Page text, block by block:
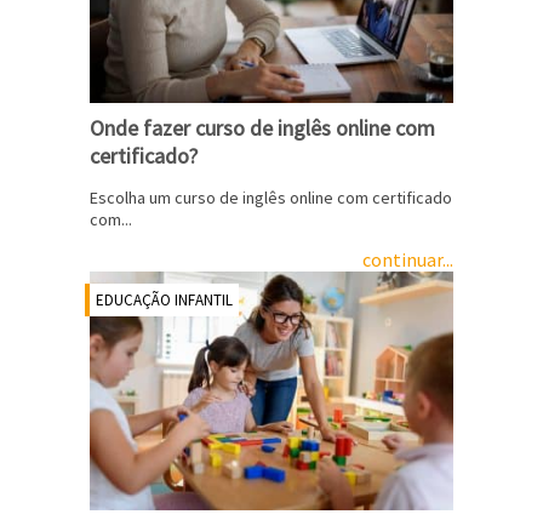
Onde fazer curso de inglês online com
certificado?
Escolha um curso de inglês online com certificado
com...
continuar...
EDUCAÇÃO INFANTIL